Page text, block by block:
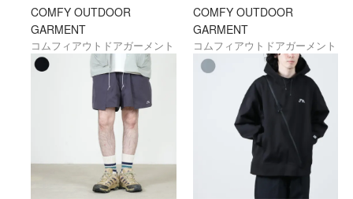
COMFY OUTDOOR
GARMENT
コムフィアウトドアガーメント
COMFY OUTDOOR
GARMENT
コムフィアウトドアガーメント